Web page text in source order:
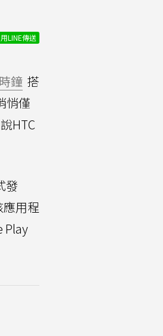
用LINE傳送
鐘 搭
悄僅
HTC
發
用程
Play